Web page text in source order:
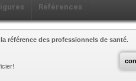
Références
référence des professionnels de santé.